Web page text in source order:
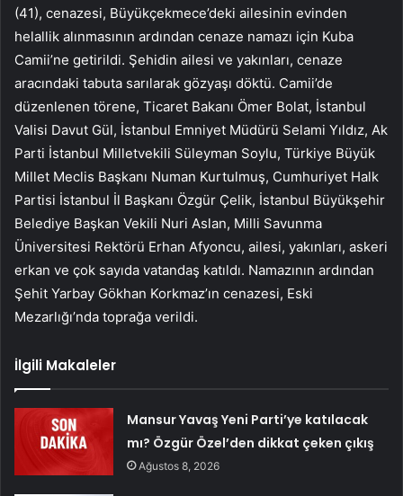
(41), cenazesi, Büyükçekmece’deki ailesinin evinden
helallik alınmasının ardından cenaze namazı için Kuba
Camii’ne getirildi. Şehidin ailesi ve yakınları, cenaze
aracındaki tabuta sarılarak gözyaşı döktü. Camii’de
düzenlenen törene, Ticaret Bakanı Ömer Bolat, İstanbul
Valisi Davut Gül, İstanbul Emniyet Müdürü Selami Yıldız, Ak
Parti İstanbul Milletvekili Süleyman Soylu, Türkiye Büyük
Millet Meclis Başkanı Numan Kurtulmuş, Cumhuriyet Halk
Partisi İstanbul İl Başkanı Özgür Çelik, İstanbul Büyükşehir
Belediye Başkan Vekili Nuri Aslan, Milli Savunma
Üniversitesi Rektörü Erhan Afyoncu, ailesi, yakınları, askeri
erkan ve çok sayıda vatandaş katıldı. Namazının ardından
Şehit Yarbay Gökhan Korkmaz’ın cenazesi, Eski
Mezarlığı’nda toprağa verildi.
İlgili Makaleler
Mansur Yavaş Yeni Parti’ye katılacak
mı? Özgür Özel’den dikkat çeken çıkış
Ağustos 8, 2026